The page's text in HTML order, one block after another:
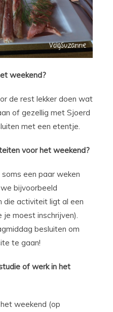
weekend?
de rest lekker doen wat
of gezellig met Sjoerd
met een etentje.
voor het weekend?
een paar weken
bijvoorbeeld
die activiteit ligt al een
moest inschrijven).
besluiten om
te gaan!
of werk in het
weekend (op